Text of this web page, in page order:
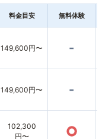
料金目安 無料体験
149,600円〜 -
149,600円〜 -
102,300
円〜
○